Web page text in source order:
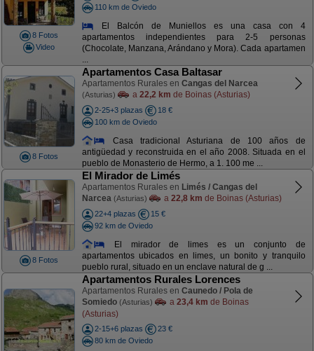
8 Fotos
Video
110 km de Oviedo
El Balcón de Muniellos es una casa con 4
apartamentos independientes para 2-5 personas
(Chocolate, Manzana, Arándano y Mora). Cada apartamen
...
8 Fotos
Apartamentos Casa Baltasar
Apartamentos Rurales en Cangas del Narcea
(Asturias) a 22,2 km de Boinas (Asturias)
2-25+3 plazas
18 €
100 km de Oviedo
Casa tradicional Asturiana de 100 años de
antigüedad y reconstruida en el año 2008. Situada en el
pueblo de Monasterio de Hermo, a 1. 100 me ...
8 Fotos
El Mirador de Limés
Apartamentos Rurales en Limés / Cangas del
Narcea (Asturias) a 22,8 km de Boinas (Asturias)
22+4 plazas
15 €
92 km de Oviedo
El mirador de limes es un conjunto de
apartamentos ubicados en limes, un bonito y tranquilo
pueblo rural, situado en un enclave natural de g ...
Apartamentos Rurales Lorences
Apartamentos Rurales en Caunedo / Pola de
Somiedo (Asturias) a 23,4 km de Boinas
(Asturias)
2-15+6 plazas
23 €
80 km de Oviedo